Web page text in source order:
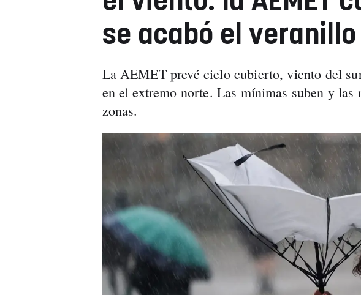
se acabó el veranillo
La AEMET prevé cielo cubierto, viento del
en el extremo norte. Las mínimas suben y las
zonas.